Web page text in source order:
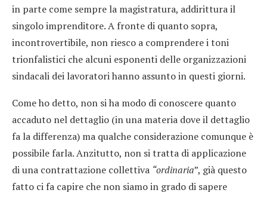
in parte come sempre la magistratura, addirittura il
singolo imprenditore. A fronte di quanto sopra,
incontrovertibile, non riesco a comprendere i toni
trionfalistici che alcuni esponenti delle organizzazioni
sindacali dei lavoratori hanno assunto in questi giorni.
Come ho detto, non si ha modo di conoscere quanto
accaduto nel dettaglio (in una materia dove il dettaglio
fa la differenza) ma qualche considerazione comunque è
possibile farla. Anzitutto, non si tratta di applicazione
di una contrattazione collettiva “ordinaria”, già questo
fatto ci fa capire che non siamo in grado di sapere